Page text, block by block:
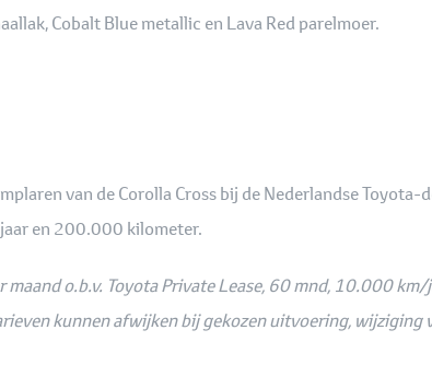
Cobalt Blue metallic en Lava Red parelmoer.
van de Corolla Cross bij de Nederlandse
en 200.000 kilometer.
o.b.v. Toyota Private Lease, 60 mnd, 10.000
kunnen afwijken bij gekozen uitvoering,